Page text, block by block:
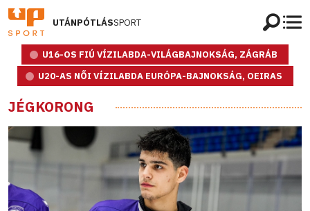
UTÁNPÓTLÁSSPORT
U16-OS FIÚ VÍZILABDA-VILÁGBAJNOKSÁG, ZÁGRÁB
U20-AS NŐI VÍZILABDA EURÓPA-BAJNOKSÁG, OEIRAS
JÉGKORONG